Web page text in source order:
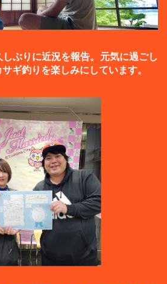
ぶりに近況を報告。元気に過ごし
ギ釣りを楽しみにしています。